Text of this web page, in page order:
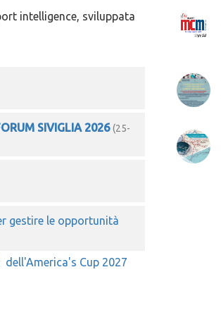
intelligence, sviluppata
SIVIGLIA 2026 (25-
gestire le opportunità
Cup 2027